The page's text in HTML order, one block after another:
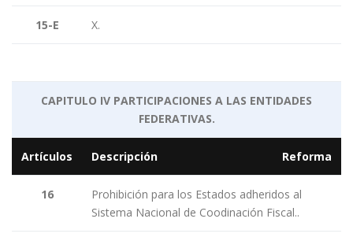
15-E X.
CAPITULO IV PARTICIPACIONES A LAS ENTIDADES
FEDERATIVAS.
Artículos Descripción Reforma
16
Prohibición para los Estados adheridos al
Sistema Nacional de Coodinación Fiscal..